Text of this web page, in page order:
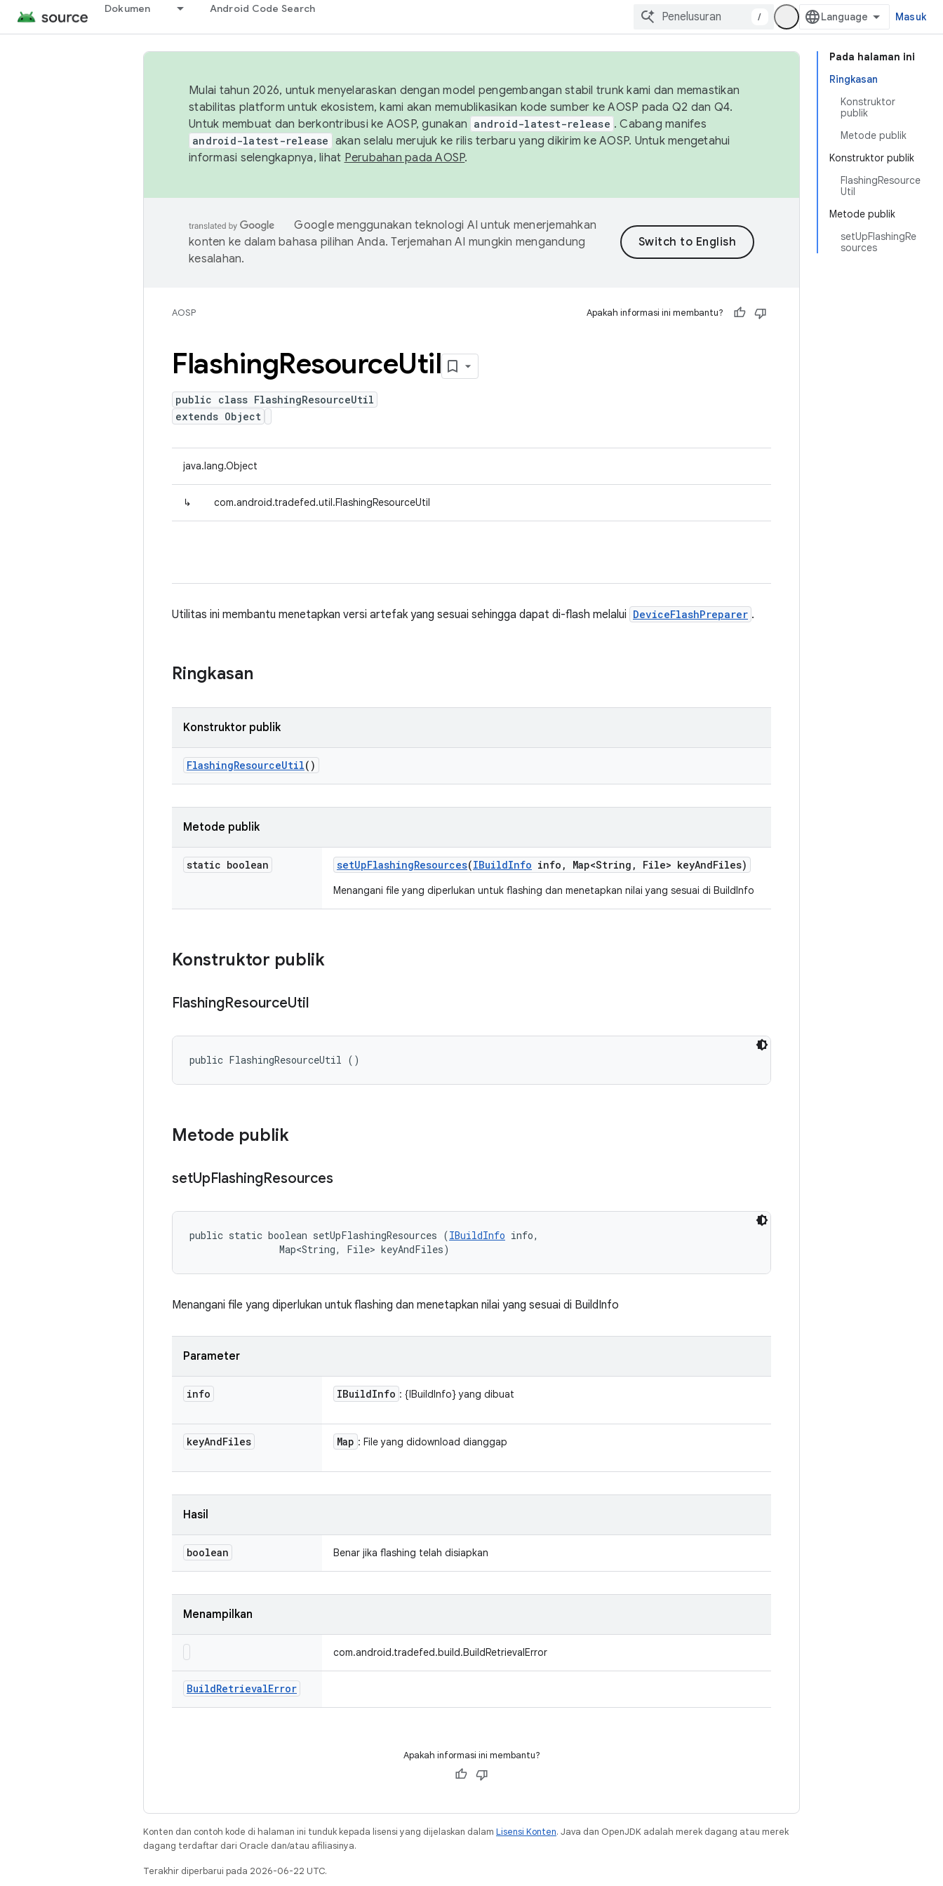
Dokumen Android Code Search
/ Masuk
Pada halaman ini
Ringkasan
Konstruktor
publik
Metode publik
Konstruktor publik
FlashingResource
Util
Metode publik
setUpFlashingRe
sources
Mulai tahun 2026, untuk menyelaraskan dengan model pengembangan stabil trunk kami dan memastikan
stabilitas platform untuk ekosistem, kami akan memublikasikan kode sumber ke AOSP pada Q2 dan Q4.
Untuk membuat dan berkontribusi ke AOSP, gunakan android-latest-release . Cabang manifes
android-latest-release akan selalu merujuk ke rilis terbaru yang dikirim ke AOSP. Untuk mengetahui
informasi selengkapnya, lihat Perubahan pada AOSP.
Google menggunakan teknologi AI untuk menerjemahkan
konten ke dalam bahasa pilihan Anda. Terjemahan AI mungkin mengandung
kesalahan.
AOSP Apakah informasi ini membantu?
FlashingResourceUtil
public class FlashingResourceUtil
extends Object
java.lang.Object
↳ com.android.tradefed.util.FlashingResourceUtil
Utilitas ini membantu menetapkan versi artefak yang sesuai sehingga dapat di-flash melalui DeviceFlashPreparer .
Ringkasan
Konstruktor publik
FlashingResourceUtil()
Metode publik
static boolean setUpFlashingResources(IBuildInfo info , Map<String , File> keyAndFiles)
Menangani file yang diperlukan untuk flashing dan menetapkan nilai yang sesuai di BuildInfo
Konstruktor publik
FlashingResourceUtil
public FlashingResourceUtil ()
Metode publik
setUpFlashingResources
public static boolean setUpFlashingResources (IBuildInfo info,
                Map<String, File> keyAndFiles)
Menangani file yang diperlukan untuk flashing dan menetapkan nilai yang sesuai di BuildInfo
Parameter
info IBuildInfo : {IBuildInfo} yang dibuat
keyAndFiles Map : File yang didownload dianggap
Hasil
boolean Benar jika flashing telah disiapkan
Menampilkan
com.android.tradefed.build.BuildRetrievalError
BuildRetrievalError
Apakah informasi ini membantu?
Konten dan contoh kode di halaman ini tunduk kepada lisensi yang dijelaskan dalam Lisensi Konten. Java dan OpenJDK adalah merek dagang atau merek
dagang terdaftar dari Oracle dan/atau afiliasinya.
Terakhir diperbarui pada 2026-06-22 UTC.